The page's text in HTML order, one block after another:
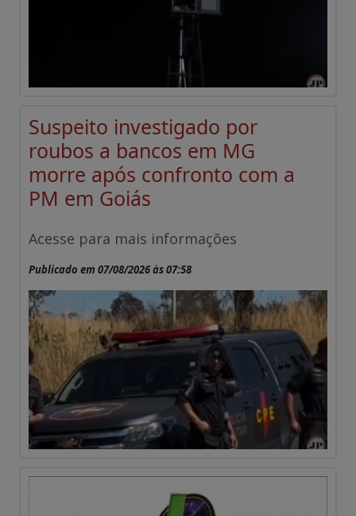
Suspeito investigado por
roubos a bancos em MG
morre após confronto com a
PM em Goiás
Acesse para mais informações
Publicado em 07/08/2026 às 07:58